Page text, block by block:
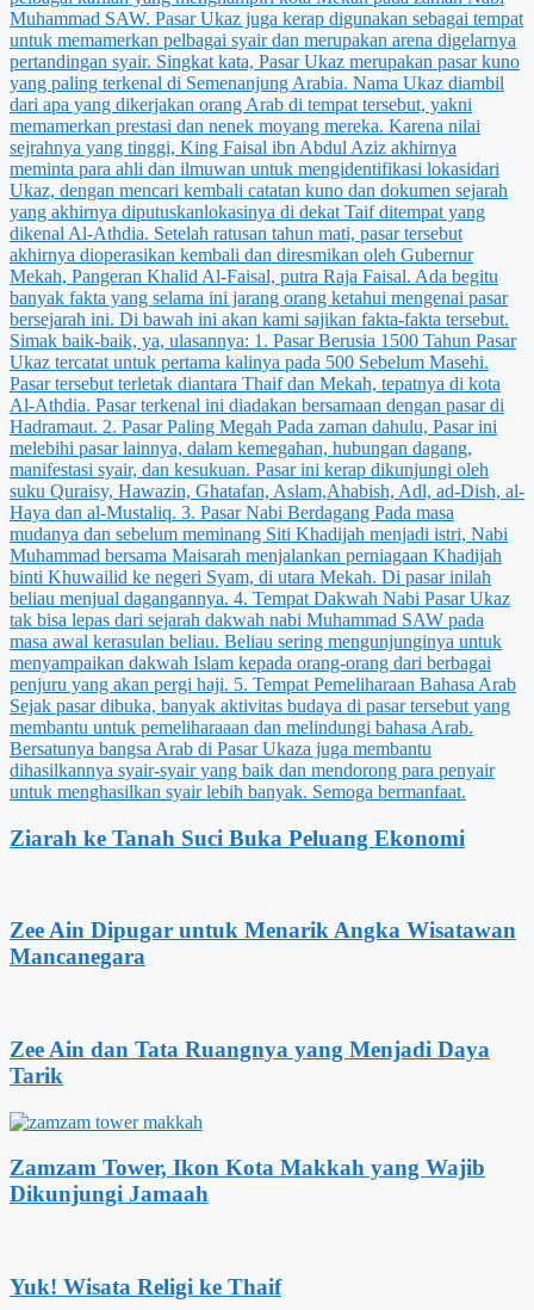
Ziarah ke Tanah Suci Buka Peluang Ekonomi
Zee Ain Dipugar untuk Menarik Angka Wisatawan
Mancanegara
Zee Ain dan Tata Ruangnya yang Menjadi Daya
Tarik
Zamzam Tower, Ikon Kota Makkah yang Wajib
Dikunjungi Jamaah
Yuk! Wisata Religi ke Thaif